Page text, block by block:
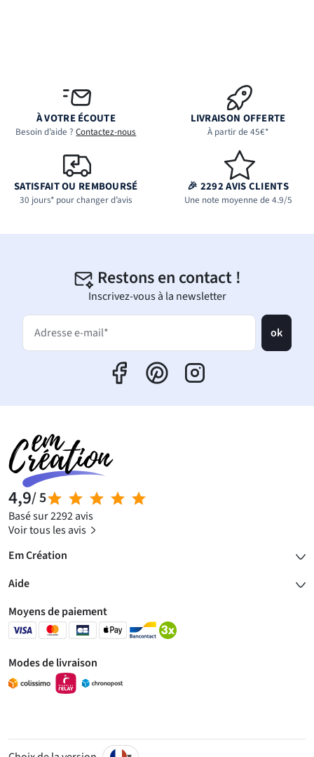
À VOTRE ÉCOUTE
Besoin d’aide ?Contactez-nous
LIVRAISON OFFERTE
À partir de 45€*
SATISFAIT OU REMBOURSÉ
30 jours* pour changer d’avis
🎉 2292 AVIS CLIENTS
Une note moyenne de 4.9/5
Restons en contact !
Inscrivez-vous à la newsletter
Adresse e-mail* ok
4,9/ 5
Basé sur 2292 avis
Voir tous les avis
Em Création
Aide
Moyens de paiement
Modes de livraison